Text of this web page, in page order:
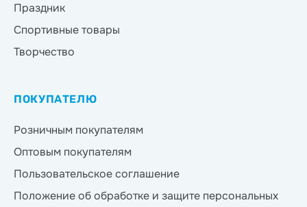
Праздник
Спортивные товары
Творчество
ПОКУПАТЕЛЮ
Розничным покупателям
Оптовым покупателям
Пользовательское соглашение
Положение об обработке и защите персональных